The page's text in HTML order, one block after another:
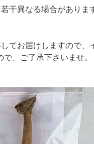
干異なる場合があり
てお届けしますので
、ご了承下さいませ。